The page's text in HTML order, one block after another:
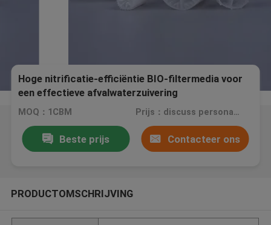
Hoge nitrificatie-efficiëntie BIO-filtermedia voor
een effectieve afvalwaterzuivering
MOQ：1CBM Prijs：discuss personally
Beste prijs Contacteer ons
PRODUCTOMSCHRIJVING